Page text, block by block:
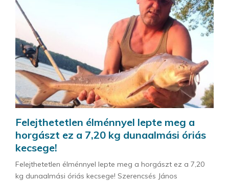
Felejthetetlen élménnyel lepte meg a
horgászt ez a 7,20 kg dunaalmási óriás
kecsege!
Felejthetetlen élménnyel lepte meg a horgászt ez a 7,20
kg dunaalmási óriás kecsege! Szerencsés János